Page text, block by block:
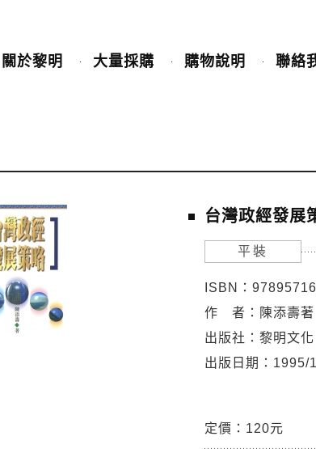
關於黎明 大量採購 購物說明 聯絡
台灣政經發展
平裝
ISBN：
作 者：陳添壽著
出版社：黎明文化
出版日期：1995/
定價：120元